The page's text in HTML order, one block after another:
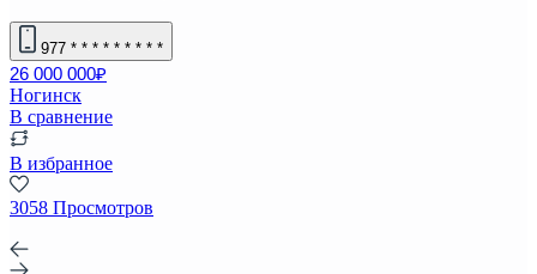
977 * * * * * * * * *
26 000 000₽
Ногинск
В сравнение
В избранное
3058 Просмотров